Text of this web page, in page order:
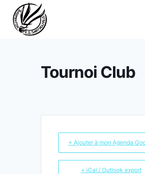
contenu
Tournoi Club
+ Ajouter à mon Agenda
+ iCal / Outlook export